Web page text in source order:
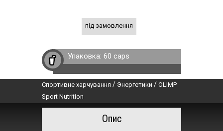
під замовлення
Упаковка: 60 caps
Спортивне харчування / Энергетики / OLIMP
Sport Nutrition
Опис